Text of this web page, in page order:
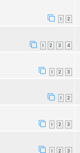
1 2
1 2 3 4
1 2 3
1 2
1 2 3
1 2 3